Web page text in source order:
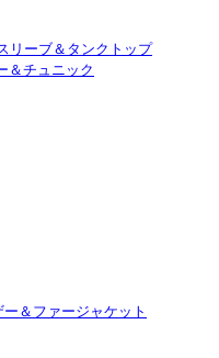
リーブ＆タンクトップ
＆チュニック
ー＆ファージャケット